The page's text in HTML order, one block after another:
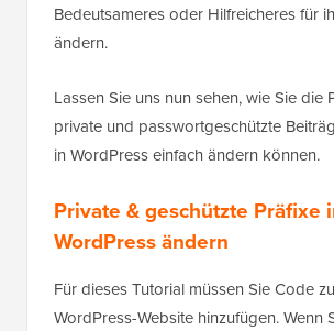
Bedeutsameres oder Hilfreicheres für
ändern.
Lassen Sie uns nun sehen, wie Sie die
private und passwortgeschützte
in WordPress einfach ändern können.
Private & geschützte Präfixe
WordPress ändern
Für dieses Tutorial müssen Sie Code
WordPress-Website hinzufügen. Wenn